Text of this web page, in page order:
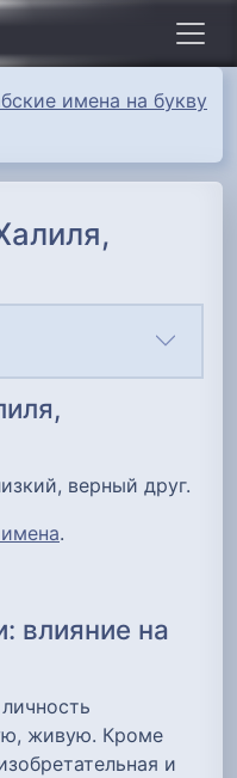
имена на букву
верный друг.
.
влияние на
живую. Кроме
и